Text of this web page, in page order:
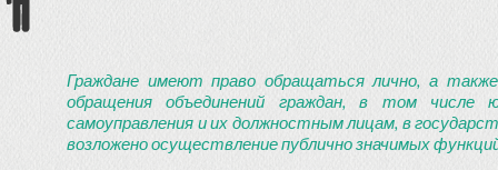
Граждане имеют право обращаться лично, а
обращения объединений граждан, в том числе
самоуправления и их должностным лицам, в
возложено осуществление публично значимых